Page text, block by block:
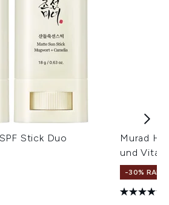
Stick Duo
Murad
und
-30%